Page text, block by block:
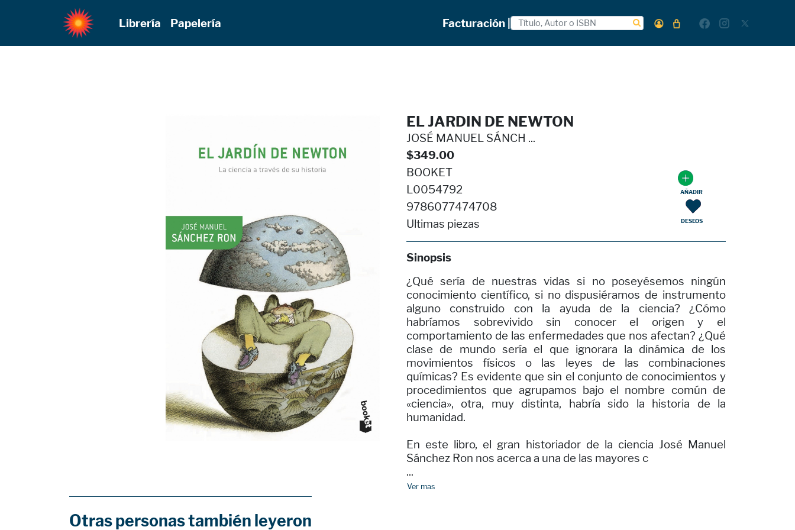
Librería Papelería Facturación |
EL JARDIN DE NEWTON
JOSÉ MANUEL SÁNCH ...
$349.00
BOOKET
L0054792
9786077474708
Ultimas piezas
Sinopsis
AÑADIR
DESEOS
¿Qué sería de nuestras vidas si no poseyésemos ningún
conocimiento científico, si no dispusiéramos de instrumento
alguno construido con la ayuda de la ciencia? ¿Cómo
habríamos sobrevivido sin conocer el origen y el
comportamiento de las enfermedades que nos afectan? ¿Qué
clase de mundo sería el que ignorara la dinámica de los
movimientos físicos o las leyes de las combinaciones
químicas? Es evidente que sin el conjunto de conocimientos y
procedimientos que agrupamos bajo el nombre común de
«ciencia», otra, muy distinta, habría sido la historia de la
humanidad.
En este libro, el gran historiador de la ciencia José Manuel
Sánchez Ron nos acerca a una de las mayores c
...
Ver mas
Otras personas también leyeron